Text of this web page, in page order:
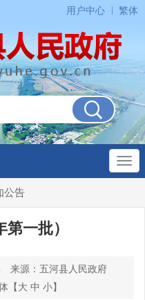
用户中心 繁体
公告
一批）
来源：五河县人民政府
【大 中 小】